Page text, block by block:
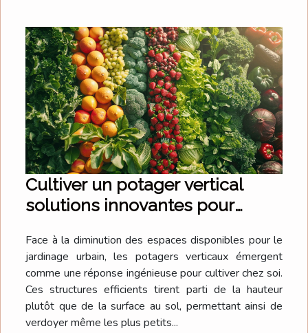
Cultiver un potager vertical
solutions innovantes pour
Face à la diminution des espaces disponibles pour le
jardinage urbain, les potagers verticaux émergent
comme une réponse ingénieuse pour cultiver chez soi.
Ces structures efficients tirent parti de la hauteur
plutôt que de la surface au sol, permettant ainsi de
verdoyer même les plus petits...